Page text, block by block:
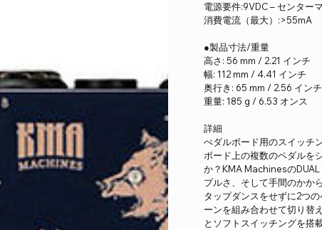
電源要件:9VDC – センター
消費電流（最大）:>55mA
●製品寸法/重量
高さ: 56 mm / 2.21 インチ
幅: 112 mm / 4.41 インチ
奥行き: 65 mm / 2.56 インチ
重量: 185 g / 6.53 オンス
​詳細
ぺダルボード用のスイッチ
ボード上の複数のペダルを
か？KMA MachinesのDUAL
プルさ、そして手間のかか
タップダンスをせずに2つ
ーンを組み合わせて切り替
とソフトスイッチングを搭